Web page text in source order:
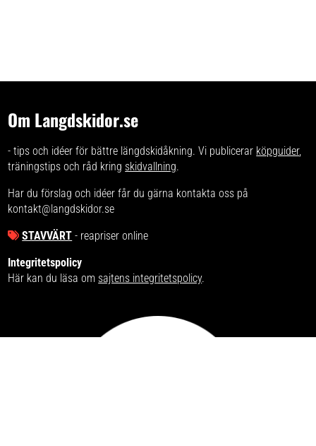
Om Langdskidor.se
- tips och idéer för bättre längdskidåkning. Vi publicerar köpguider,
träningstips och råd kring skidvallning.
Har du förslag och idéer får du gärna kontakta oss på
kontakt@langdskidor.se
STAVVÄRT - reapriser online
Integritetspolicy
Här kan du läsa om sajtens integritetspolicy.